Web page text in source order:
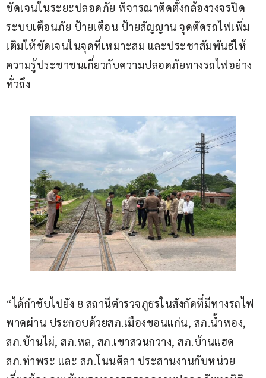
ชัดเจนในระยะปลอดภัย พิจารณาติดตั้งกล้องวงจรปิด
ระบบเตือนภัย ป้ายเตือน ป้ายสัญญาน จุดตัดรถไฟเพิ่ม
เติมให้ชัดเจนในจุดที่เหมาะสม และประชาสัมพันธ์ให้
ความรู้ประชาชนเกี่ยวกับความปลอดภัยทางรถไฟอย่าง
ทั่วถึง
“ได้กำชับไปยัง 8 สถานีตำรวจภูธรในสังกัดที่มีทางรถไฟ
พาดผ่าน ประกอบด้วยสภ.เมืองขอนแก่น, สภ.น้ำพอง,
สภ.บ้านไผ่, สภ.พล, สภ.เขาสวนกวาง, สภ.บ้านแฮด
สภ.ท่าพระ และ สภ.โนนศิลา ประสานงานกับหน่วย